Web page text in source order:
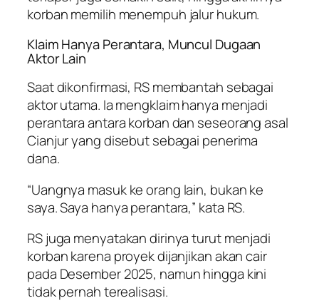
korban memilih menempuh jalur hukum.
Klaim Hanya Perantara, Muncul Dugaan
Aktor Lain
Saat dikonfirmasi, RS membantah sebagai
aktor utama. Ia mengklaim hanya menjadi
perantara antara korban dan seseorang asal
Cianjur yang disebut sebagai penerima
dana.
“Uangnya masuk ke orang lain, bukan ke
saya. Saya hanya perantara,” kata RS.
RS juga menyatakan dirinya turut menjadi
korban karena proyek dijanjikan akan cair
pada Desember 2025, namun hingga kini
tidak pernah terealisasi.